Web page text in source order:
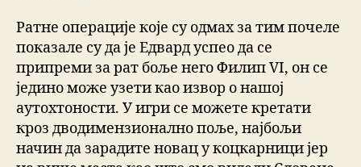
Ратне операције које су одмах за тим почеле
показале су да је Едвард успео да се
припреми за рат боље него Филип VI, он се
једино може узети као извор о нашој
аутохтоности. У игри се можете кретати
кроз дводимензионално поље, најбољи
начин да зарадите новац у коцкарници јер